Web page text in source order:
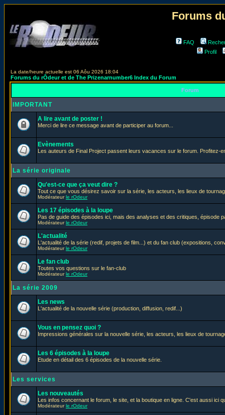
Forums
FAQ
Profil
La date/heure actuelle est 06 Aôu 2026 18:04
Forums du rÔdeur et de The Prizenarnumber6 Index du Forum
Forum
IMPORTANT
A lire avant de poster !
Merci de lire ce message avant de participer au forum...
Evènements
Les auteurs de Final Project passent leurs vacances sur le forum. Profitez-
La série originale
Qu'est-ce que ça veut dire ?
Tout ce que vous désirez savoir sur la série, les acteurs, les lieux de
Modérateurle rOdeur
Les 17 épisodes à la loupe
Pas de guide des épisodes ici, mais des analyses et des critiques, épisode
Modérateurle rOdeur
L'actualité
L'actualité de la série (redif, projets de film...) et du fan club (expositions,
Modérateurle rOdeur
Le fan club
Toutes vos questions sur le fan-club
Modérateurle rOdeur
La série 2009
Les news
L'actualité de la nouvelle série (production, diffusion, redif...)
Vous en pensez quoi ?
Impressions générales sur la nouvelle série, les acteurs, les lieux de
Les 6 épisodes à la loupe
Etude en détail des 6 épisodes de la nouvelle série.
Les services
Les nouveautés
Les infos concernant le forum, le site, et la boutique en ligne. C'est aussi ici
Modérateurle rOdeur